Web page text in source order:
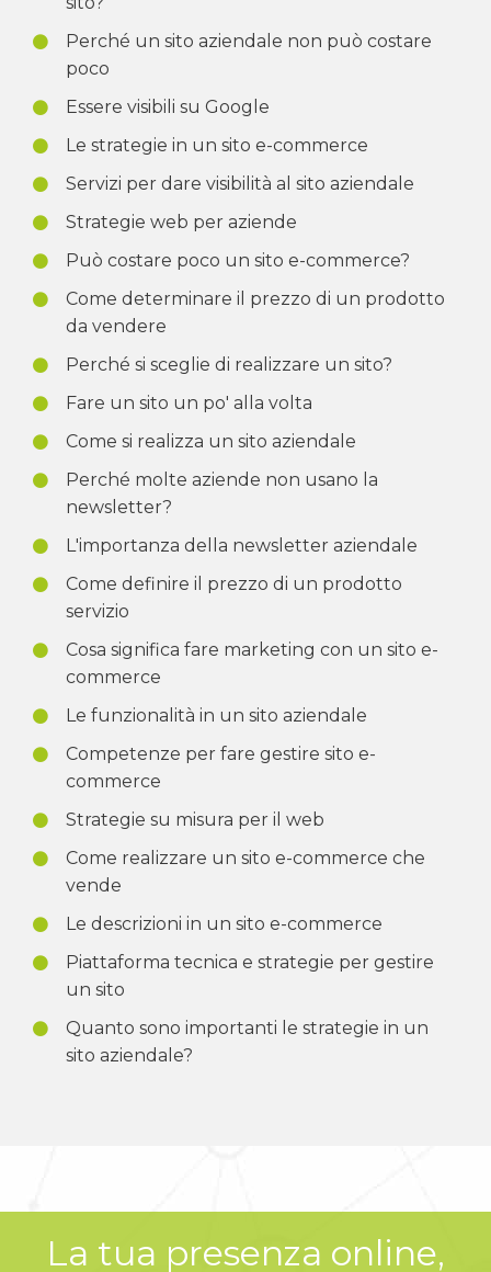
Perché un sito aziendale non può costare
poco
Essere visibili su Google
Le strategie in un sito e-commerce
Servizi per dare visibilità al sito aziendale
Strategie web per aziende
Può costare poco un sito e-commerce?
Come determinare il prezzo di un prodotto
da vendere
Perché si sceglie di realizzare un sito?
Fare un sito un po' alla volta
Come si realizza un sito aziendale
Perché molte aziende non usano la
newsletter?
L'importanza della newsletter aziendale
Come definire il prezzo di un prodotto
servizio
Cosa significa fare marketing con un sito e-
commerce
Le funzionalità in un sito aziendale
Competenze per fare gestire sito e-
commerce
Strategie su misura per il web
Come realizzare un sito e-commerce che
vende
Le descrizioni in un sito e-commerce
Piattaforma tecnica e strategie per gestire
un sito
Quanto sono importanti le strategie in un
sito aziendale?
La tua presenza online,